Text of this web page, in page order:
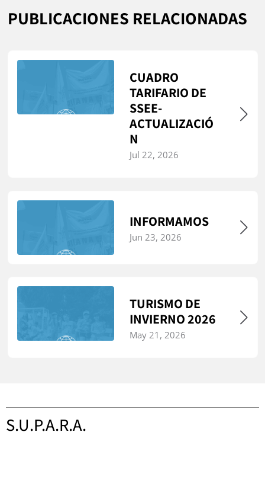
PUBLICACIONES RELACIONADAS
CUADRO
TARIFARIO DE
SSEE-
ACTUALIZACIÓ
N
Jul 22, 2026
INFORMAMOS
Jun 23, 2026
TURISMO DE
INVIERNO 2026
May 21, 2026
S.U.P.A.R.A.